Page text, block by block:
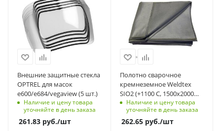
Вес, кг
Материал
Поликарбонат
Страна изготовления
Швейцария
Цвет
Габаритные размеры
(ШхВхГ), мм
110х90х7
Вес, кг
Внешние защитные стекла
OPTREL для масок
e600/e684/vegaview (5 шт.)
Наличие и цену товара
уточняйте в день заказа
261.83 руб./шт
Материал
кремнеземная
ткань
Страна изготовления
серые
Габаритные размеры
(ШхВхГ), мм
1500x2000
Полотно сварочное
кремнеземное Weldtex
SIO2 (+1100 C, 1500х2000
мм)Наличие и цену товара
уточняйте в день заказа
262.65руб./шт